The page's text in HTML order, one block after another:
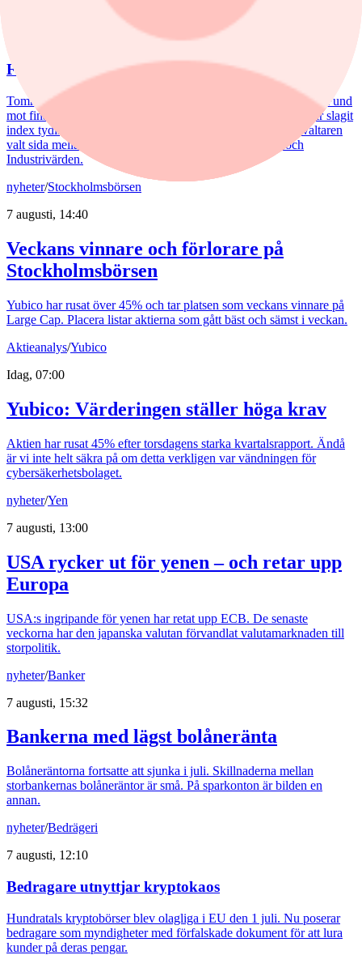
Fondvinnare med banktung portfölj
Tommi Saukkoriipi har styrt nästan halva SEB Swedish Value Fund
mot finanssektorn. Det har varit ett vinnande drag. Fonden har slagit
index tydligt både i år och på längre sikt. Samtidigt har förvaltaren
valt sida mellan börsens två stora maktbolag - Investor och
Industrivärden.
nyheter/Stockholmsbörsen
7 augusti, 14:40
Veckans vinnare och förlorare på
Stockholmsbörsen
Yubico har rusat över 45% och tar platsen som veckans vinnare på
Large Cap. Placera listar aktierna som gått bäst och sämst i veckan.
Aktieanalys/Yubico
Idag, 07:00
Yubico: Värderingen ställer höga krav
Aktien har rusat 45% efter torsdagens starka kvartalsrapport. Ändå
är vi inte helt säkra på om detta verkligen var vändningen för
cybersäkerhetsbolaget.
nyheter/Yen
7 augusti, 13:00
USA rycker ut för yenen – och retar upp
Europa
USA:s ingripande för yenen har retat upp ECB. De senaste
veckorna har den japanska valutan förvandlat valutamarknaden till
storpolitik.
nyheter/Banker
7 augusti, 15:32
Bankerna med lägst bolåneränta
Bolåneräntorna fortsatte att sjunka i juli. Skillnaderna mellan
storbankernas bolåneräntor är små. På sparkonton är bilden en
annan.
nyheter/Bedrägeri
7 augusti, 12:10
Bedragare utnyttjar kryptokaos
Hundratals kryptobörser blev olagliga i EU den 1 juli. Nu poserar
bedragare som myndigheter med förfalskade dokument för att lura
kunder på deras pengar.